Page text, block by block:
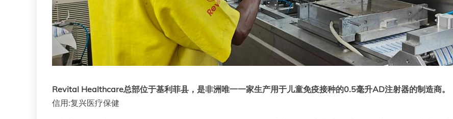
Revital Healthcare总部位于基利菲县，是非洲唯一一家生产用于儿童免疫接种的0.5毫升AD注射器的制造商。
信用:复兴医疗保健